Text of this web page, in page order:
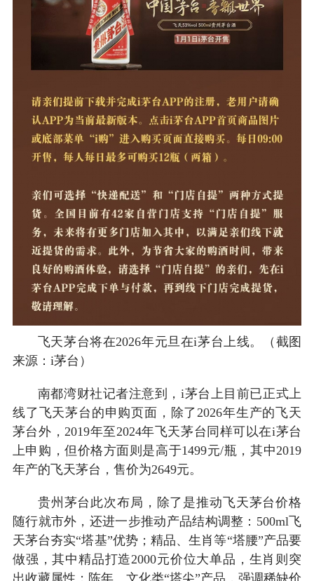
飞天茅台将在2026年元旦在i茅台上线。（截图
来源：i茅台）
南都湾财社记者注意到，i茅台上目前已正式上
线了飞天茅台的申购页面，除了2026年生产的飞天
茅台外，2019年至2024年飞天茅台同样可以在i茅台
上申购，但价格方面则是高于1499元/瓶，其中2019
年产的飞天茅台，售价为2649元。
贵州茅台此次布局，除了是推动飞天茅台价格
随行就市外，还进一步推动产品结构调整：500ml飞
天茅台夯实“塔基”优势；精品、生肖等“塔腰”产品要
做强，其中精品打造2000元价位大单品，生肖则突